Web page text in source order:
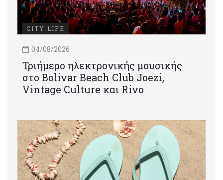
CITY LIFE
04/08/2026
Τριήμερο ηλεκτρονικής μουσικής
στο Bolivar Beach Club Joezi,
Vintage Culture και Rivo